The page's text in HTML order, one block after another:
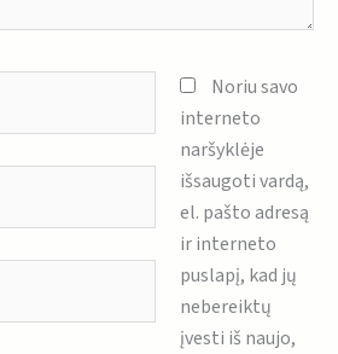
Noriu savo
interneto
naršyklėje
išsaugoti vardą,
el. pašto adresą
ir interneto
puslapį, kad jų
nebereiktų
įvesti iš naujo,